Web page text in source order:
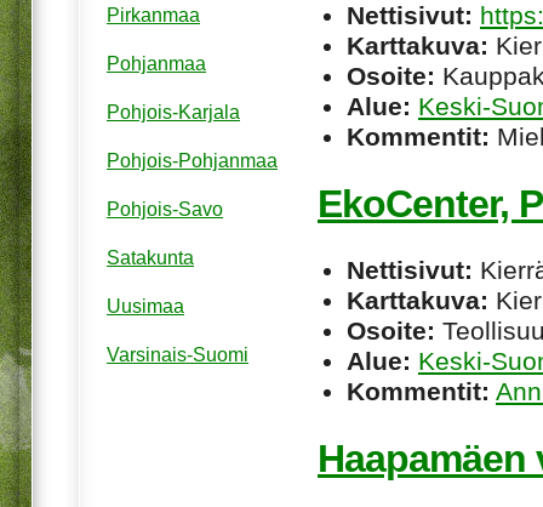
Nettisivut:
Karttakuva:
Osoite:
Alue: Keski-
Kommentit:
EkoCenter,
Nettisivut:
Karttakuva:
Osoite:
Alue: Keski-
Kommentit:
Pirkanmaa
Pohjanmaa
Pohjois-Karjala
Pohjois-Pohjanmaa
Pohjois-Savo
Satakunta
Uusimaa
Varsinais-Suomi